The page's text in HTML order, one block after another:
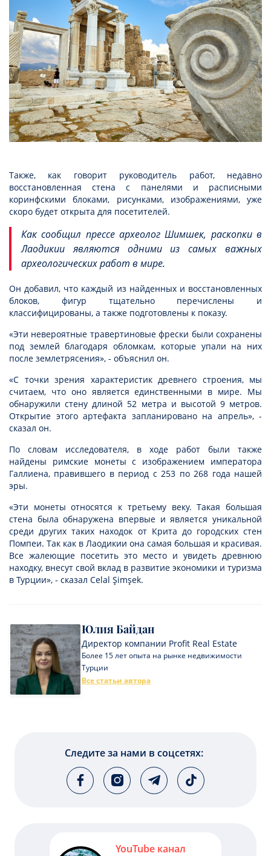
Также, как говорит руководитель работ, недавно
восстановленная стена с панелями и расписными
коринфскими блоками, рисунками, изображениями, уже
скоро будет открыта для посетителей.
Как сообщил прессе археолог Шимшек, раскопки в
Лаодикии являются одними из самых важных
археологических работ в мире.
Он добавил, что каждый из найденных и восстановленных
блоков, фигур тщательно перечислены и
классифицированы, а также подготовлены к показу.
«Эти невероятные травертиновые фрески были сохранены
под землей благодаря обломкам, которые упали на них
после землетрясения», - объяснил он.
«С точки зрения характеристик древнего строения, мы
считаем, что оно является единственными в мире. Мы
обнаружили стену длиной 52 метра и высотой 9 метров.
Открытие этого артефакта запланировано на апрель», -
сказал он.
По словам исследователя, в ходе работ были также
найдены римские монеты с изображением императора
Галлиена, правившего в период с 253 по 268 года нашей
эры.
«Эти монеты относятся к третьему веку. Такая большая
стена была обнаружена впервые и является уникальной
среди других таких находок от Крита до городских стен
Помпеи. Так как в Лаодикии она самая большая и красивая.
Все жалеющие посетить это место и увидеть древнюю
находку, внесут свой вклад в развитие экономики и туризма
в Турции», - сказал Celal Şimşek.
Юлия Байдан
Директор компании Profit Real Estate
Более 15 лет опыта на рынке недвижимости
Турции
Все статьи автора
Следите за нами в соцсетях:
YouTube канал